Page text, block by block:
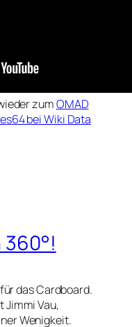
zumOMAD
bei Wiki Data
das Cardboard.
Jimmi Vau,
Wenigkeit.